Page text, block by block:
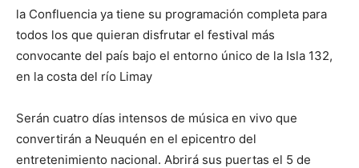
la Confluencia ya tiene su programación completa para
todos los que quieran disfrutar el festival más
convocante del país bajo el entorno único de la Isla 132,
en la costa del río Limay
Serán cuatro días intensos de música en vivo que
convertirán a Neuquén en el epicentro del
entretenimiento nacional. Abrirá sus puertas el 5 de